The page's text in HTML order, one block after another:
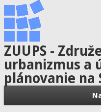
ZUUPS -
urbanizmus a
plánovanie na